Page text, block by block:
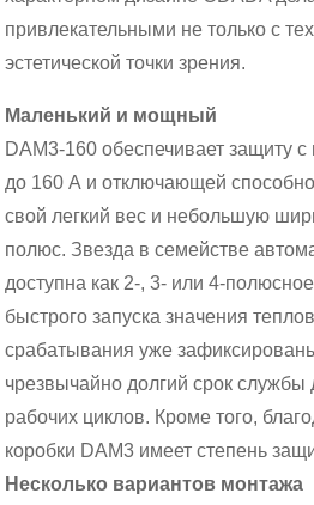
привлекательными не только с
эстетической точки зрения.
Маленький и мощный
DAM3-160 обеспечивает защиту
до 160 А и отключающей
свой легкий вес и небольшую
полюс. Звезда в семействе
доступна как 2-, 3- или 4-
быстрого запуска значения
срабатывания уже
чрезвычайно долгий срок службы
рабочих циклов. Кроме того,
коробки DAM3 имеет степень
Несколько вариантов монтажа